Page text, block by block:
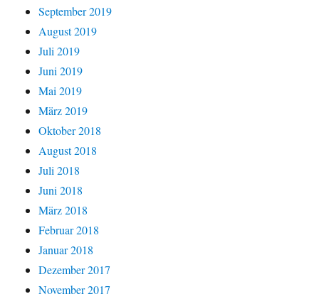
September 2019
August 2019
Juli 2019
Juni 2019
Mai 2019
März 2019
Oktober 2018
August 2018
Juli 2018
Juni 2018
März 2018
Februar 2018
Januar 2018
Dezember 2017
November 2017